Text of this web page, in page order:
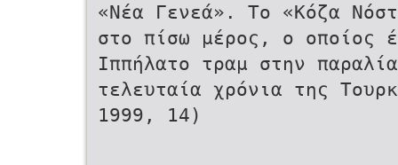
«Νέα Γενεά». Το «Κόζα
στο πίσω μέρος, ο οποίος
Ιππήλατο τραμ στην
τελευταία χρόνια της
1999, 14)